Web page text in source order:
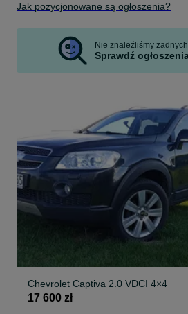
Jak pozycjonowane są ogłoszenia?
Nie znaleźliśmy
Sprawdź
Chevrolet Captiva 2.0 VDCI 4×4
17 600 zł